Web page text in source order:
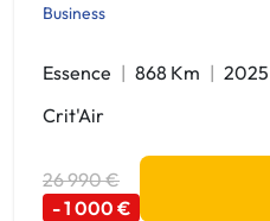
Business
Essence 868 Km
2025
Crit'Air
26 990 €
- 1 000 €